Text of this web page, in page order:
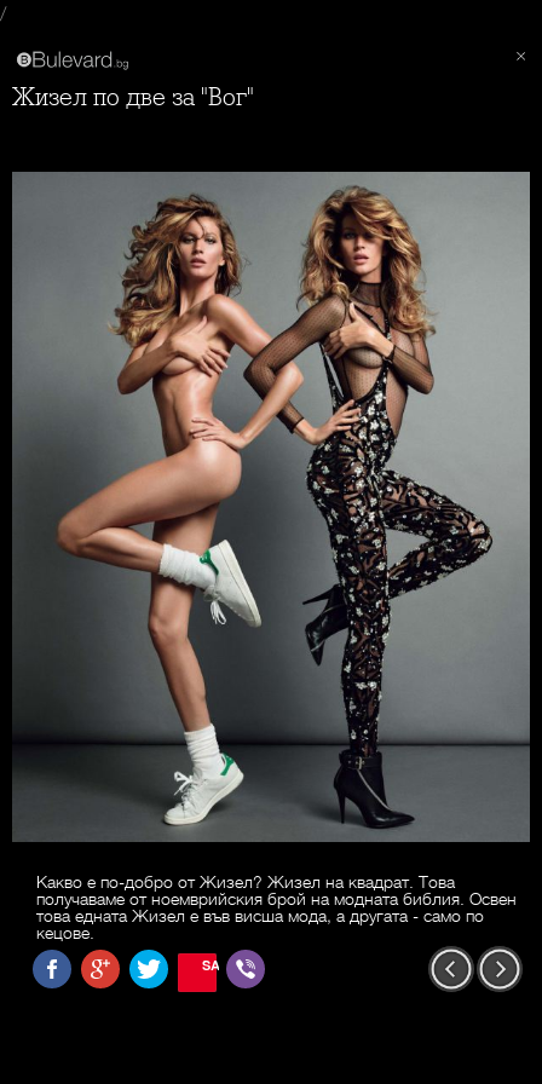
/
Жизел по две за "Вог"
Какво е по-добро от Жизел? Жизел на квадрат. Това
получаваме от ноемврийския брой на модната библия. Освен
това едната Жизел е във висша мода, а другата - само по
кецове.
SAVE